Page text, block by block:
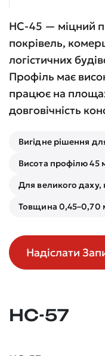
НС-45 — міцний
покрівель,
логістичних
Профіль має
працює на
довговічність
Вигідне рішення
Висота профілю 45
Для великого даху,
Товщина 0,45–0,70
Надіслати
НС-57